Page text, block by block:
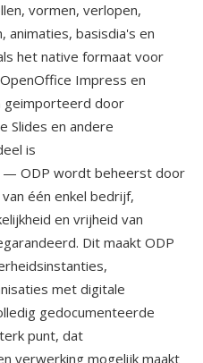
vormen, verlopen,
animaties, basisdia's en
het native formaat voor
Impress en
geimporteerd door
Slides en andere
is
— ODP wordt beheerst door
één enkel bedrijf,
en vrijheid van
Dit maakt ODP
met digitale
gedocumenteerde
punt, dat
verwerking mogelijk maakt